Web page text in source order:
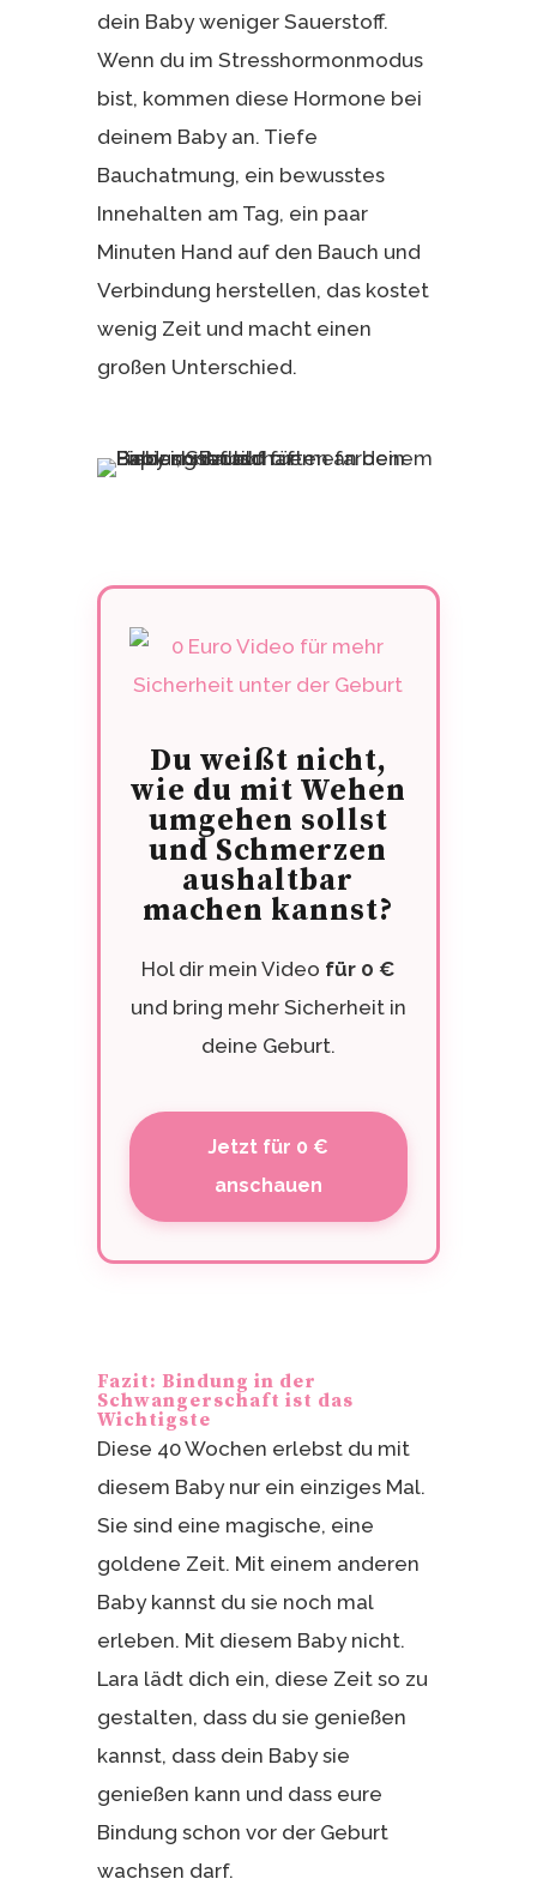
dein Baby weniger Sauerstoff.
Wenn du im Stresshormonmodus
bist, kommen diese Hormone bei
deinem Baby an. Tiefe
Bauchatmung, ein bewusstes
Innehalten am Tag, ein paar
Minuten Hand auf den Bauch und
Verbindung herstellen, das kostet
wenig Zeit und macht einen
großen Unterschied.
Du weißt nicht,
wie du mit Wehen
umgehen sollst
und Schmerzen
aushaltbar
machen kannst?
Hol dir mein Video für 0 €
und bring mehr Sicherheit in
deine Geburt.
Jetzt für 0 €
anschauen
Fazit: Bindung in der
Schwangerschaft ist das
Wichtigste
Diese 40 Wochen erlebst du mit
diesem Baby nur ein einziges Mal.
Sie sind eine magische, eine
goldene Zeit. Mit einem anderen
Baby kannst du sie noch mal
erleben. Mit diesem Baby nicht.
Lara lädt dich ein, diese Zeit so zu
gestalten, dass du sie genießen
kannst, dass dein Baby sie
genießen kann und dass eure
Bindung schon vor der Geburt
wachsen darf.